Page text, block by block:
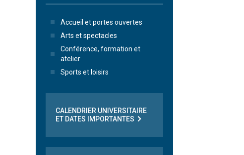
Accueil et portes ouvertes
Arts et spectacles
Conférence, formation et
atelier
Sports et loisirs
CALENDRIER UNIVERSITAIRE
ET DATES IMPORTANTES